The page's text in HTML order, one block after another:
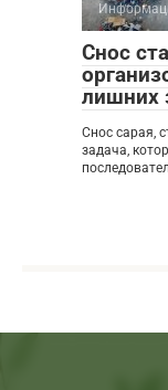
Снос
лишних
Снос сарая,
задача,